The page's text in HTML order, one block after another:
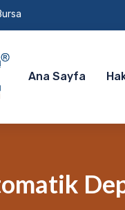
Ana Sayfa